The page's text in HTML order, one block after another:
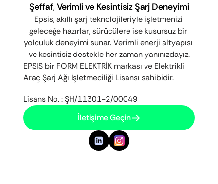
Şeffaf, Verimli ve Kesintisiz Şarj Deneyimi
Epsis, akıllı şarj teknolojileriyle işletmenizi
geleceğe hazırlar, sürücülere ise kusursuz bir
yolculuk deneyimi sunar. Verimli enerji altyapısı
ve kesintisiz destekle her zaman yanınızdayız.
EPSIS bir FORM ELEKTRİK markası ve Elektrikli
Araç Şarj Ağı İşletmeciliği Lisansı sahibidir.
Lisans No. : ŞH/11301-2/00049
İletişime Geçin